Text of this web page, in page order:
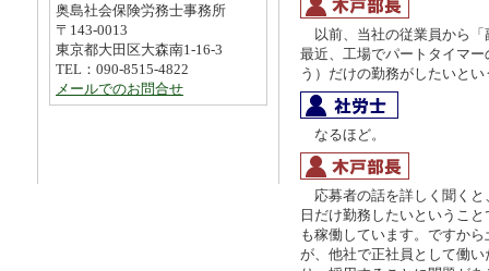
以前、当社の従業員から「
最近、工場でパートタイマ
う）だけの勤務がしたいと
なるほど。
応募者の話を詳しく聞くと
日だけ勤務したいというこ
も稼働しています。ですか
が、他社で正社員として働
奥島社会保険労務士事務所
〒143-0013
東京都大田区大森南1-16-3
TEL：090-8515-4822
メールでのお問合せ